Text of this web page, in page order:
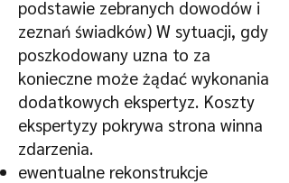
podstawie zebranych dowodów i
zeznań świadków) W sytuacji, gdy
poszkodowany uzna to za
konieczne może żądać wykonania
dodatkowych ekspertyz. Koszty
ekspertyzy pokrywa strona winna
zdarzenia.
ewentualne rekonstrukcje